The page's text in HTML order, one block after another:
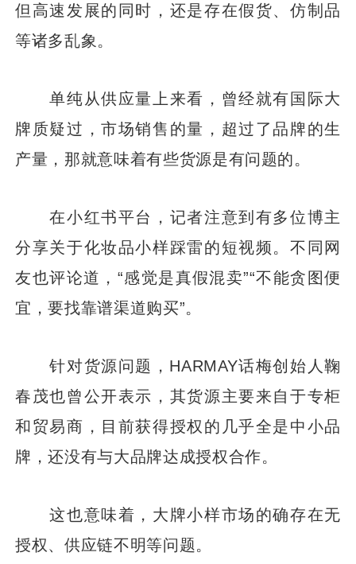
但高速发展的同时，还是存在假货、仿制品
等诸多乱象。
单纯从供应量上来看，曾经就有国际大
牌质疑过，市场销售的量，超过了品牌的生
产量，那就意味着有些货源是有问题的。
在小红书平台，记者注意到有多位博主
分享关于化妆品小样踩雷的短视频。不同网
友也评论道，“感觉是真假混卖”“不能贪图便
宜，要找靠谱渠道购买”。
针对货源问题，HARMAY话梅创始人鞠
春茂也曾公开表示，其货源主要来自于专柜
和贸易商，目前获得授权的几乎全是中小品
牌，还没有与大品牌达成授权合作。
这也意味着，大牌小样市场的确存在无
授权、供应链不明等问题。